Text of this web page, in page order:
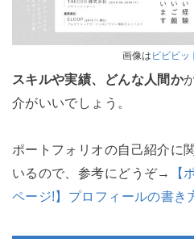
画像は ビビビッ
スキルや実績、どんな人間か
介がいいでしょう。
ポートフォリオの自己紹介に
いるので、参考にどうぞ→
【
ページ!】プロフィールの書き